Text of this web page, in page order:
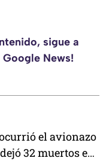
sigue a
News!
el avionazo
32 muertos en